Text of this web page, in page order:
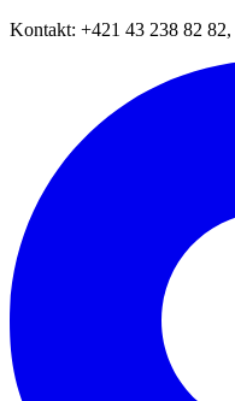
Kontakt: +421 43 238 82 82,